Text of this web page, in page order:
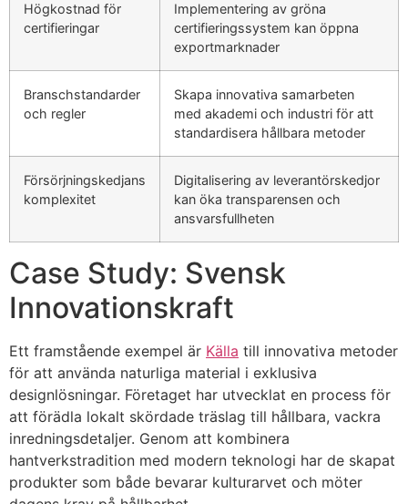
Högkostnad för
certifieringar
Implementering av gröna
certifieringssystem kan öppna
exportmarknader
Branschstandarder
och regler
Skapa innovativa samarbeten
med akademi och industri för att
standardisera hållbara metoder
Försörjningskedjans
komplexitet
Digitalisering av leverantörskedjor
kan öka transparensen och
ansvarsfullheten
Case Study: Svensk
Innovationskraft
Ett framstående exempel är Källa till innovativa metoder
för att använda naturliga material i exklusiva
designlösningar. Företaget har utvecklat en process för
att förädla lokalt skördade träslag till hållbara, vackra
inredningsdetaljer. Genom att kombinera
hantverkstradition med modern teknologi har de skapat
produkter som både bevarar kulturarvet och möter